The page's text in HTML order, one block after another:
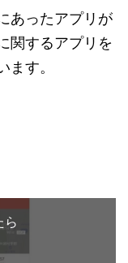
あったアプリが
関するアプリを
す。
ら